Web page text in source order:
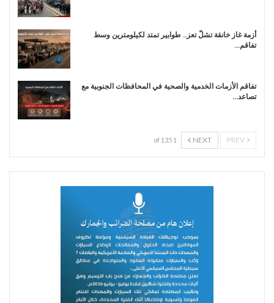
أزمة غاز خانقة تشلّ تعز.. طوابير تمتد لكيلومترين وسط
تفاقم…
تفاقم الأزمات الخدمية والصحية في المحافظات الجنوبية مع
تصاعد…
NEXT
1 of 135